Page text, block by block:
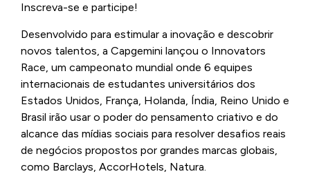
Inscreva-se e participe!
Desenvolvido para estimular a inovação e descobrir
novos talentos, a Capgemini lançou o Innovators
Race, um campeonato mundial onde 6 equipes
internacionais de estudantes universitários dos
Estados Unidos, França, Holanda, Índia, Reino Unido e
Brasil irão usar o poder do pensamento criativo e do
alcance das mídias sociais para resolver desafios reais
de negócios propostos por grandes marcas globais,
como Barclays, AccorHotels, Natura.